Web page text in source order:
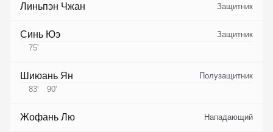
Линьпэн Чжан Защитник
Синь Юэ
Защитник
75'
Шиюань Ян
Полузащитник
83' 90'
Жофань Лю Нападающий